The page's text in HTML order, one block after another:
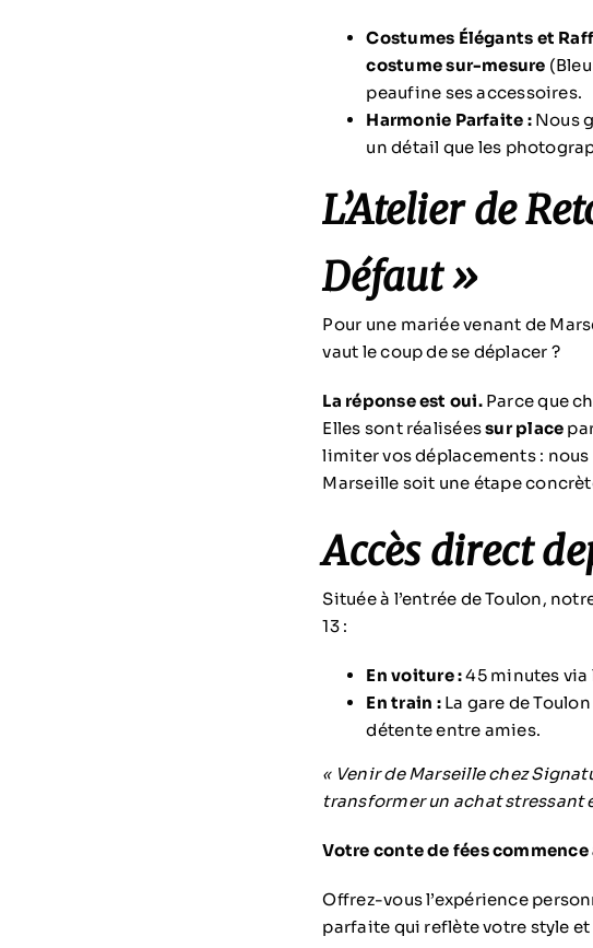
Costumes Élégants et
costume sur-mesure
peaufine ses accessoires.
Harmonie Parfaite :Nous
un détail que les
L’Atelier de
Défaut »
Pour une mariée venant de
vaut le coup de se déplacer ?
La réponse est oui.Parce que
Elles sont réaliséessur place
limiter vos déplacements :
Marseille soit une étape
Accès direct
Située à l’entrée de Toulon,
13 :
En voiture :45 minutes via
En train :La gare de
détente entre amies.
« Venir de Marseille chez
transformer un achat stressant
Votre conte de fées commence
Offrez-vous l’expérience
parfaite qui reflète votre style